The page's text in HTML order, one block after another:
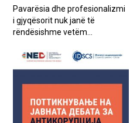
Pavarësia dhe profesionalizmi
i gjyqësorit nuk janë të
rëndësishme vetëm...